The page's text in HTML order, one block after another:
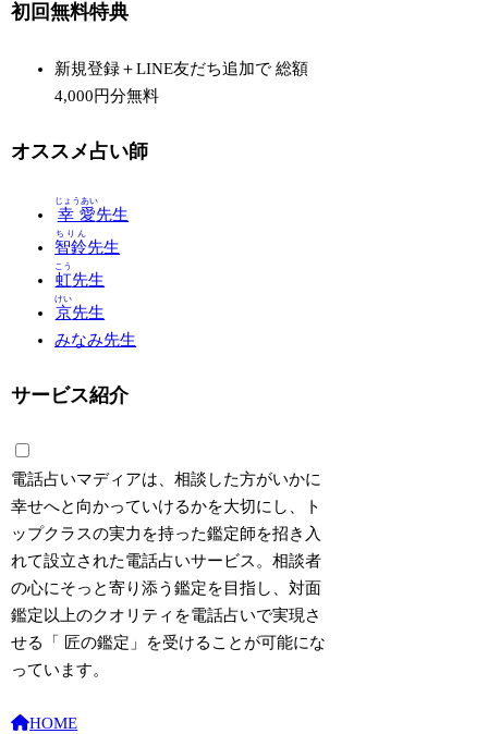
初回無料特典
新規登録＋LINE友だち追加で総額
4,000円分無料
オススメ占い師
幸愛
じょうあい
先生
智鈴
ちりん
先生
虹
こう
先生
京
けい
先生
みなみ先生
サービス紹介
電話占いマディアは、相談した方がいかに
幸せへと向かっていけるかを大切にし、ト
ップクラスの実力を持った鑑定師を招き入
れて設立された電話占いサービス。相談者
の心にそっと寄り添う鑑定を目指し、対面
鑑定以上のクオリティを電話占いで実現さ
せる「
匠の鑑定 」を受けることが可能にな
っています。
HOME